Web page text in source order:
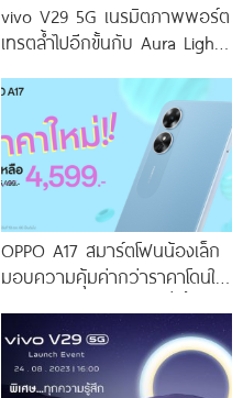
vivo V29 5G เนรมิตภาพพอร์ต
เทรตล้ำไปอีกขั้นกับ Aura Light
โดดเด่นด้วยสุนทรียศาสตร์แห่ง
OPPO A17 สมาร์ตโฟนน้องเล็ก
มอบความคุ้มค่ากว่าราคาโดนใจ
ราคาใหม่เพียง 4,599 บาท
เท่านั้น!